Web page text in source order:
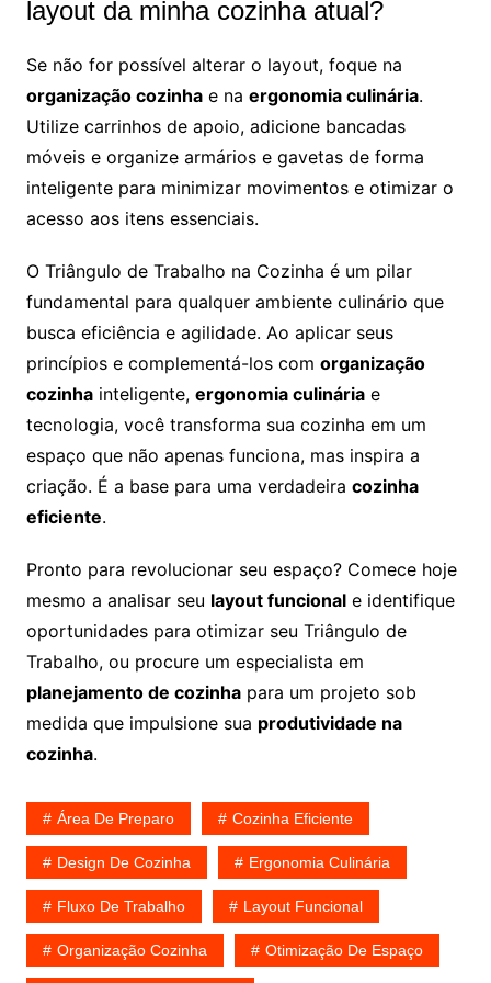
layout da minha cozinha atual?
Se não for possível alterar o layout, foque na
organização cozinhae na ergonomia culinária.
Utilize carrinhos de apoio, adicione bancadas
móveis e organize armários e gavetas de forma
inteligente para minimizar movimentos e otimizar o
acesso aos itens essenciais.
O Triângulo de Trabalho na Cozinha é um pilar
fundamental para qualquer ambiente culinário que
busca eficiência e agilidade. Ao aplicar seus
princípios e complementá-los com organização
cozinhainteligente, ergonomia culináriae
tecnologia, você transforma sua cozinha em um
espaço que não apenas funciona, mas inspira a
criação. É a base para uma verdadeira cozinha
eficiente.
Pronto para revolucionar seu espaço? Comece hoje
mesmo a analisar seu layout funcionale identifique
oportunidades para otimizar seu Triângulo de
Trabalho, ou procure um especialista em
planejamento de cozinhapara um projeto sob
medida que impulsione sua produtividade na
cozinha.
Área De Preparo Cozinha Eficiente
Design De Cozinha Ergonomia Culinária
Fluxo De Trabalho Layout Funcional
Organização Cozinha Otimização De Espaço